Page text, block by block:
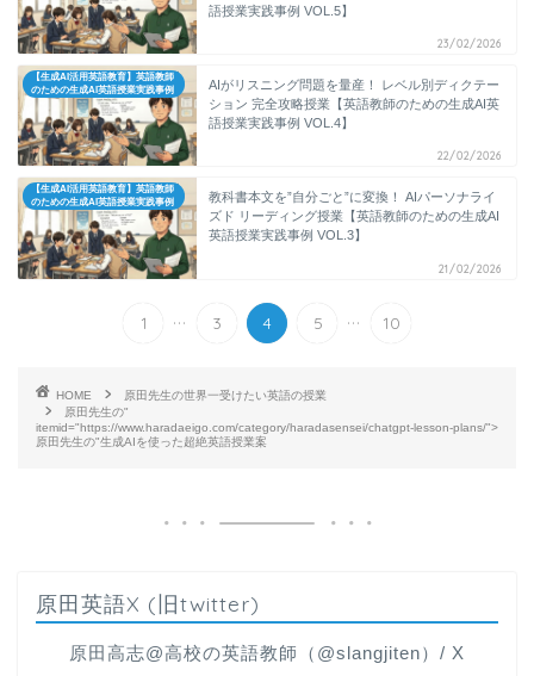
語授業実践事例 VOL.5】
23/02/2026
【生成AI活用英語教育】英語教師
のための生成AI英語授業実践事例
AIがリスニング問題を量産！ レベル別ディクテー
ション 完全攻略授業【英語教師のための生成AI英
語授業実践事例 VOL.4】
22/02/2026
【生成AI活用英語教育】英語教師
のための生成AI英語授業実践事例
教科書本文を”自分ごと”に変換！ AIパーソナライ
ズド リーディング授業【英語教師のための生成AI
英語授業実践事例 VOL.3】
21/02/2026
1 ... 3 4 5 ... 10
HOME
原田先生の世界一受けたい英語の授業
原田先生の"
itemid="https://www.haradaeigo.com/category/haradasensei/chatgpt-lesson-plans/">
原田先生の"生成AIを使った超絶英語授業案
原田英語X (旧twitter)
原田高志@高校の英語教師（@slangjiten）/ X